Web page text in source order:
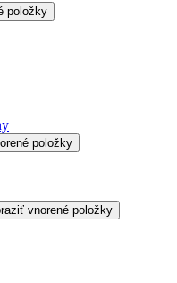
položky
položky
vnorené položky